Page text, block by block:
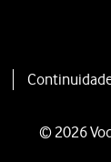
© 2026